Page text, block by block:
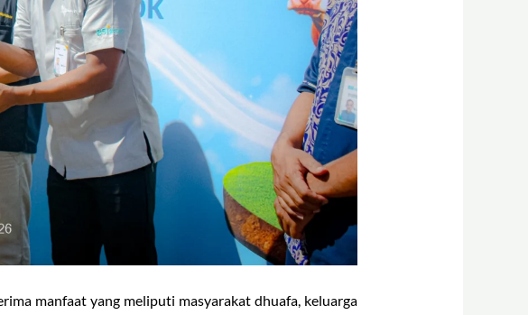
manfaat yang meliputi masyarakat dhuafa, keluarga